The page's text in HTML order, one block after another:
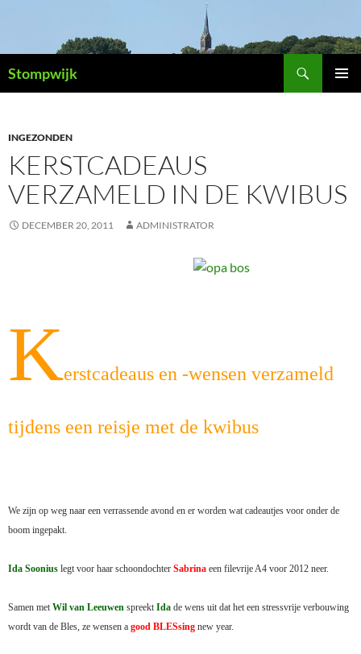
inhoud
Stompwijk
INGEZONDEN
KERSTCADEAUS
VERZAMELD IN DE KWIBUS
DECEMBER 20, 2011 ADMINISTRATOR
Kerstcadeaus en -wensen verzameld
tijdens een reisje met de kwibus
We zijn op weg naar een verrassende avond en er worden wat cadeautjes voor onder de
boom ingepakt.
Ida Soonius legt voor haar schoondochter Sabrina een filevrije A4 voor 2012 neer.
Samen metWil van Leeuwen spreektIda de wens uit dat het een stressvrije verbouwing
wordt van de Bles, ze wensen a good BLESsing new year.